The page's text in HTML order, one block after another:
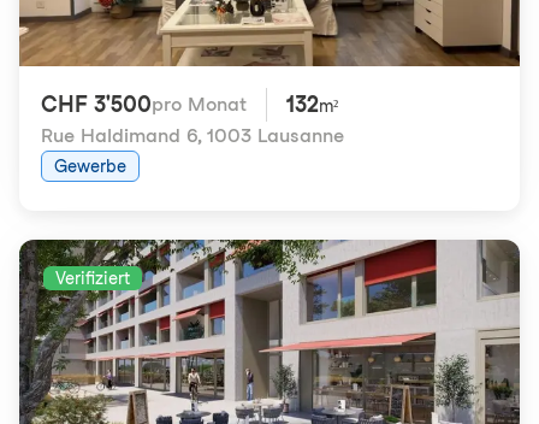
CHF 3'500pro Monat 132m²
Rue Haldimand 6, 1003 Lausanne
Gewerbe
Verifiziert